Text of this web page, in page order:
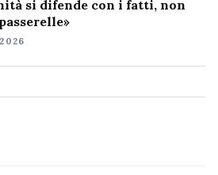
si difende con i fatti, non